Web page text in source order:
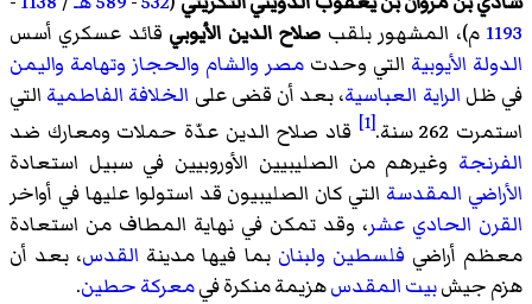
1193 م)، المشهور بلقب صلاح الدين الأيوبي قائد عسكري أسس
الدولة الأيوبية التي وحدت مصر والشام والحجاز وتهامة واليمن
في ظل الراية العباسية، بعد أن قضى على الخلافة الفاطمية التي
استمرت 262 سنة.
[1]
قاد صلاح الدين عدّة حملات ومعارك ضد
الفرنجة وغيرهم من الصليبيين الأوروبيين في سبيل استعادة
الأراضي المقدسة التي كان الصليبيون قد استولوا عليها في أواخر
القرن الحادي عشر، وقد تمكن في نهاية المطاف من استعادة
معظم أراضي فلسطين ولبنان بما فيها مدينة القدس، بعد أن
هزم جيشبيت المقدسهزيمة منكرة فيمعركة حطين.